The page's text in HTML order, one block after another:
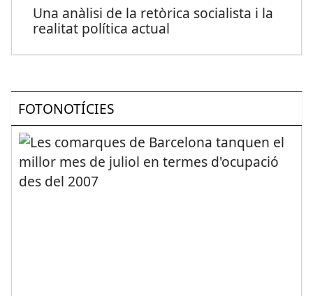
Una anàlisi de la retòrica socialista i la
realitat política actual
FOTONOTÍCIES